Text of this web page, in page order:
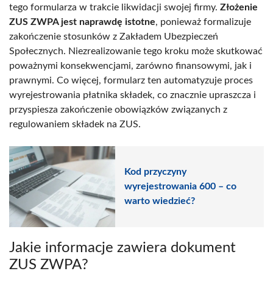
tego formularza w trakcie likwidacji swojej firmy. Złożenie
ZUS ZWPA jest naprawdę istotne, ponieważ formalizuje
zakończenie stosunków z Zakładem Ubezpieczeń
Społecznych. Niezrealizowanie tego kroku może skutkować
poważnymi konsekwencjami, zarówno finansowymi, jak i
prawnymi. Co więcej, formularz ten automatyzuje proces
wyrejestrowania płatnika składek, co znacznie upraszcza i
przyspiesza zakończenie obowiązków związanych z
regulowaniem składek na ZUS.
Kod przyczyny
wyrejestrowania 600 – co
warto wiedzieć?
Jakie informacje zawiera dokument
ZUS ZWPA?